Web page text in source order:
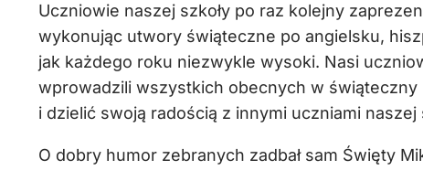
Uczniowie naszej szkoły po raz kolejny
wykonując utwory świąteczne po angielsku,
jak każdego roku niezwykle wysoki. Nasi
wprowadzili wszystkich obecnych w
i dzielić swoją radością z innymi uczniami naszej
O dobry humor zebranych zadbał sam Święty